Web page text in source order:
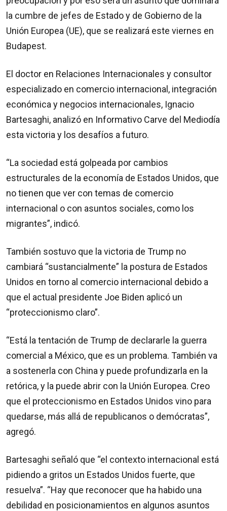
la cumbre de jefes de Estado y de Gobierno de la
Unión Europea (UE), que se realizará este viernes en
Budapest.
El doctor en Relaciones Internacionales y consultor
especializado en comercio internacional, integración
económica y negocios internacionales, Ignacio
Bartesaghi, analizó en Informativo Carve del Mediodía
esta victoria y los desafíos a futuro.
“La sociedad está golpeada por cambios
estructurales de la economía de Estados Unidos, que
no tienen que ver con temas de comercio
internacional o con asuntos sociales, como los
migrantes”, indicó.
También sostuvo que la victoria de Trump no
cambiará “sustancialmente” la postura de Estados
Unidos en torno al comercio internacional debido a
que el actual presidente Joe Biden aplicó un
“proteccionismo claro”.
“Está la tentación de Trump de declararle la guerra
comercial a México, que es un problema. También va
a sostenerla con China y puede profundizarla en la
retórica, y la puede abrir con la Unión Europea. Creo
que el proteccionismo en Estados Unidos vino para
quedarse, más allá de republicanos o demócratas”,
agregó.
Bartesaghi señaló que “el contexto internacional está
pidiendo a gritos un Estados Unidos fuerte, que
resuelva”. “Hay que reconocer que ha habido una
debilidad en posicionamientos en algunos asuntos